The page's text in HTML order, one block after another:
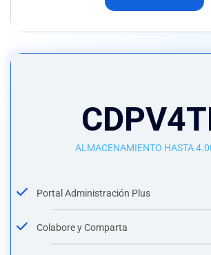
ALMACENAMIENTO HASTA
Portal Administración Plus
Colabore y Comparta